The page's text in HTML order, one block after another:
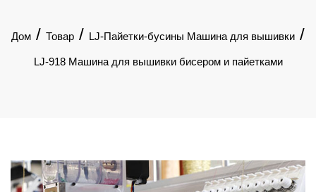
Дом / Товар / LJ-Пайетки-бусины Машина для вышивки /
LJ-918 Машина для вышивки бисером и пайетками